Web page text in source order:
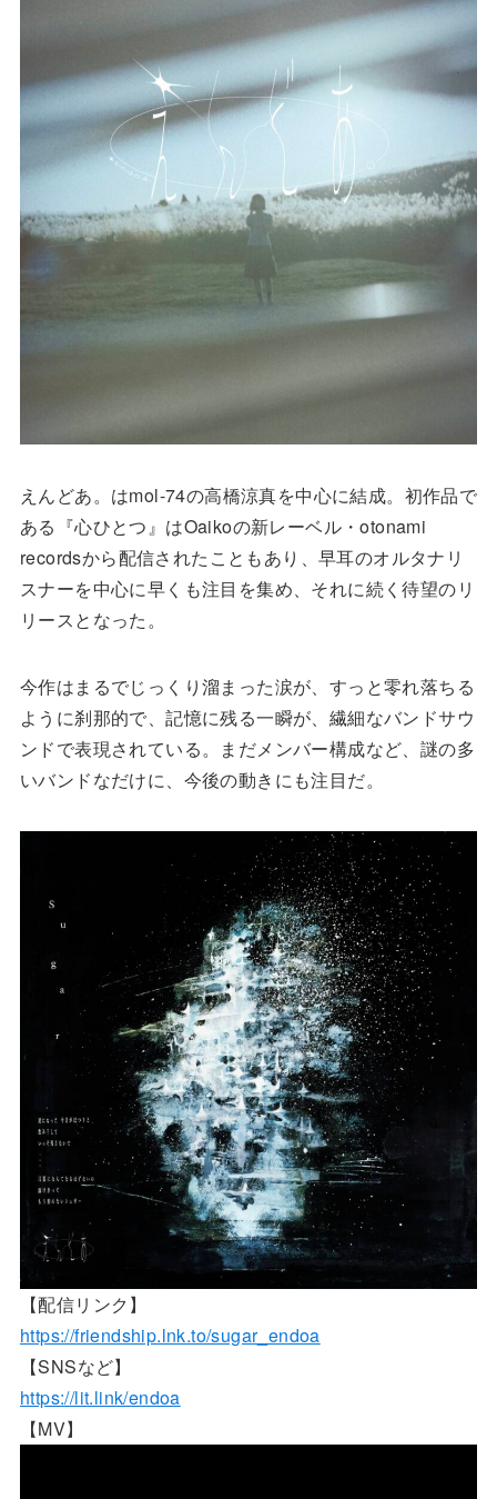
えんどあ。はmol-74の高橋涼真を中心に結成。初作品で
ある『心ひとつ』はOaikoの新レーベル・otonami
recordsから配信されたこともあり、早耳のオルタナリ
スナーを中心に早くも注目を集め、それに続く待望のリ
リースとなった。
今作はまるでじっくり溜まった涙が、すっと零れ落ちる
ように刹那的で、記憶に残る一瞬が、繊細なバンドサウ
ンドで表現されている。まだメンバー構成など、謎の多
いバンドなだけに、今後の動きにも注目だ。
【配信リンク】
https://friendship.lnk.to/sugar_endoa
【SNSなど】
https://lit.link/endoa
【MV】